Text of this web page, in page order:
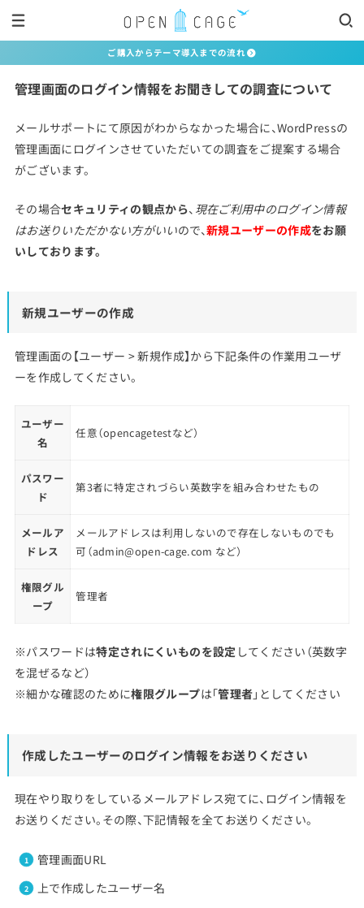
ご購入からテーマ導入までの流れ
管理画面のログイン情報をお聞きしての調査について
メールサポートにて原因がわからなかった場合に、WordPressの
管理画面にログインさせていただいての調査をご提案する場合
がございます。
その場合セキュリティの観点から、 現在ご利用中のログイン情報
はお送りいただかない方がいいので、新規ユーザーの作成をお願
いしております。
新規ユーザーの作成
管理画面の【ユーザー > 新規作成】から下記条件の作業用ユーザ
ーを作成してください。
ユーザー
名
任意（opencagetestなど）
パスワー
ド
第3者に特定されづらい英数字を組み合わせたもの
メールア
ドレス
メールアドレスは利用しないので存在しないものでも
可（admin@open-cage.com など）
権限グル
ープ
管理者
※パスワードは特定されにくいものを設定 してください（英数字
を混ぜるなど）
※細かな確認のために権限グループは「管理者」としてください
作成したユーザーのログイン情報をお送りください
現在やり取りをしているメールアドレス宛てに、ログイン情報を
お送りください。その際、下記情報を全てお送りください。
管理画面URL
上で作成したユーザー名